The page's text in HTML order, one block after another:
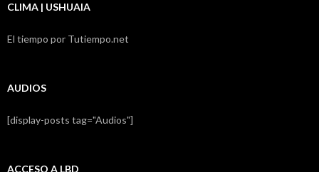
CLIMA | USHUAIA
El tiempo por Tutiempo.net
AUDIOS
[display-posts tag="Audios"]
ACCESO A LBD